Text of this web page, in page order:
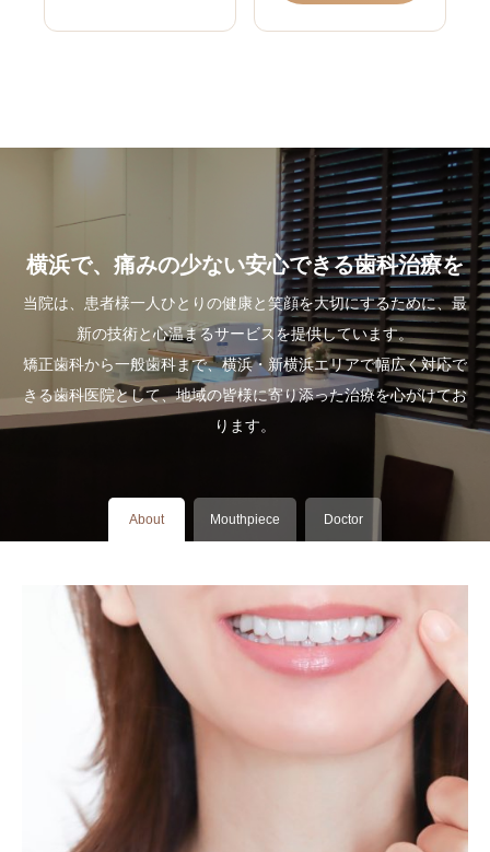
横浜で、痛みの少ない安心できる歯科治療を
当院は、患者様一人ひとりの健康と笑顔を大切にするために、最
新の技術と心温まるサービスを提供しています。
矯正歯科から一般歯科まで、横浜・新横浜エリアで幅広く対応で
きる歯科医院として、地域の皆様に寄り添った治療を心がけてお
ります。
About Mouthpiece Doctor